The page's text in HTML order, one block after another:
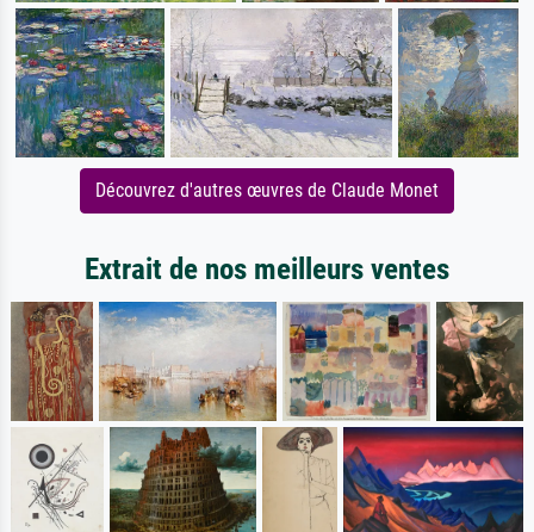
Découvrez d'autres œuvres de Claude Monet
Extrait de nos meilleurs ventes